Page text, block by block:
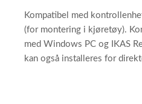
Kompatibel med
(for montering i kjøretøy).
med Windows PC og IKAS
kan også installeres for